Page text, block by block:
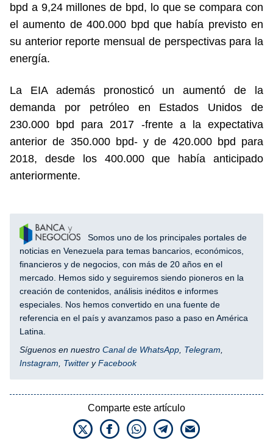
bpd a 9,24 millones de bpd, lo que se compara con
el aumento de 400.000 bpd que había previsto en
su anterior reporte mensual de perspectivas para la
energía.
La EIA además pronosticó un aumentó de la
demanda por petróleo en Estados Unidos de
230.000 bpd para 2017 -frente a la expectativa
anterior de 350.000 bpd- y de 420.000 bpd para
2018, desde los 400.000 que había anticipado
anteriormente.
Somos uno de los principales portales de
noticias en Venezuela para temas bancarios, económicos,
financieros y de negocios, con más de 20 años en el
mercado. Hemos sido y seguiremos siendo pioneros en la
creación de contenidos, análisis inéditos e informes
especiales. Nos hemos convertido en una fuente de
referencia en el país y avanzamos paso a paso en América
Latina.
Síguenos en nuestro Canal de WhatsApp, Telegram,
Instagram, Twitter yFacebook
Comparte este artículo